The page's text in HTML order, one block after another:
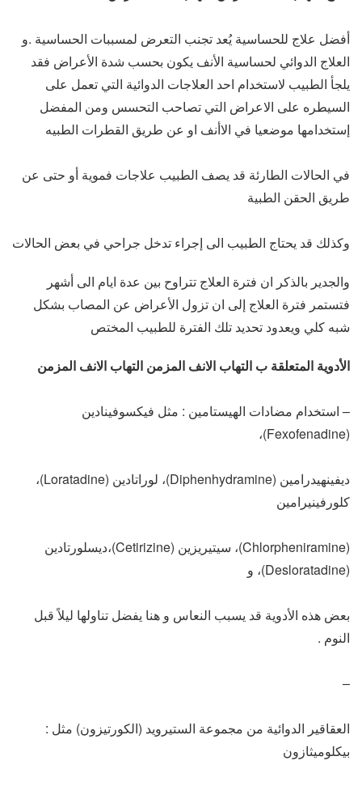
أفضل علاج للحساسية يُعد تجنب التعرض لمسببات الحساسية .و
العلاج الدوائي لحساسية الأنف يكون بحسب شدة الأعراض فقد
يلجأ الطبيب لاستخدام احد العلاجات الدوائية التي تعمل على
السيطره على الاعراض التي تصاحب التحسس ومن المفضل
إستخدامها موضعيا في الاأنف او عن طريق القطرات الطبيه
في الحالات الطارئة قد يصف الطبيب علاجات فموية أو حتى عن
طريق الحقن الطبية
وكذلك قد يحتاج الطبيب الى إجراء تدخل جراحي في بعض الحالات
والجدير بالذكر ان فترة العلاج تتراوح بين عدة ايام الى أشهر
فتستمر فترة العلاج إلى ان تزول الأعراض عن المصاب بشكل
شبه كلي ويعدود تحديد تلك الفترة للطبيب المختص
الأدوية المتعلقة ب التهاب الانف المزمن التهاب الانف المزمن
– استخدام مضادات الهيستامين : مثل فيكسوفينادين
(Fexofenadine)،
ديفينهيدرامين (Diphenhydramine)، لوراتادين (Loratadine)،
كلورفينيرامين
(Chlorpheniramine)، سيتيريزين (Cetirizine)،ديسلورتادين
(Desloratadine)، و
بعض هذه الأدوية قد يسبب النعاس و هنا يفضل تناولها ليلاً قبل
النوم .
–
العقاقير الدوائية من مجموعة الستيرويد (الكورتيزون) مثل :
بيكلوميثازون